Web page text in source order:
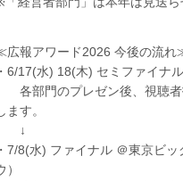
広報アワード2026 今後の流
・6/17(水) 18(木) セミファイナ
各部門のプレゼン後、視聴者
ます。
↓
・7/8(水) ファイナル ＠東京ビ
）